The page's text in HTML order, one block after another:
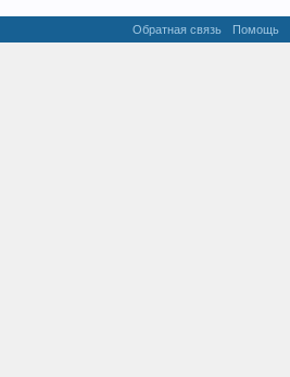
Обратная связь Помощь